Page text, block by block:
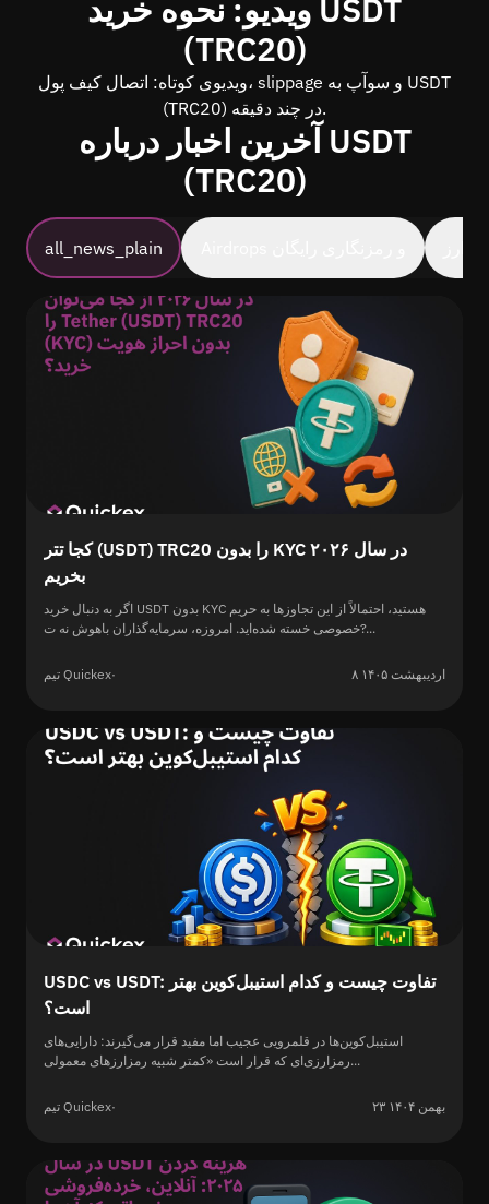
ویدیو: نحوه خرید USDT
(TRC20)
ویدیوی کوتاه: اتصال کیف پول، slippage و سوآپ به USDT
(TRC20) در چند دقیقه.
آخرین اخبار درباره USDT
(TRC20)
all_news_plain
کجا تتر (USDT) TRC20 را بدون KYC در سال ۲۰۲۶
بخریم
اگر به دنبال خرید USDT بدون KYC هستید، احتمالاً از این تجاوزها به حریم
خصوصی خسته شده‌اید. امروزه، سرمایه‌گذاران باهوش نه ت?...
تیم Quickex· ۸ اردیبهشت ۱۴۰۵
USDC vs USDT: تفاوت چیست و کدام استیبل‌کوین بهتر
است؟
استیبل‌کوین‌ها در قلمرویی عجیب اما مفید قرار می‌گیرند: دارایی‌های
رمزارزی‌ای که قرار است «کمتر شبیه رمزارزهای معمولی...
تیم Quickex· ۲۳ بهمن ۱۴۰۴